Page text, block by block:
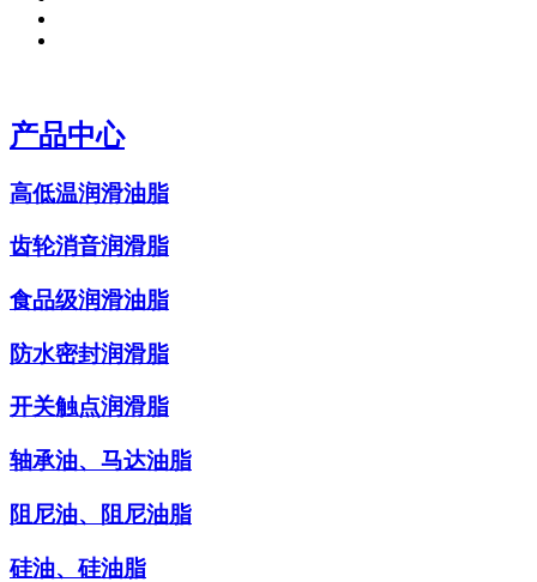
产品中心
高低温润滑油脂
齿轮消音润滑脂
食品级润滑油脂
防水密封润滑脂
开关触点润滑脂
轴承油、马达油脂
阻尼油、阻尼油脂
硅油、硅油脂